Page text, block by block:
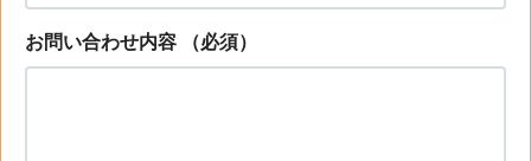
お問い合わせ内容 （必須）